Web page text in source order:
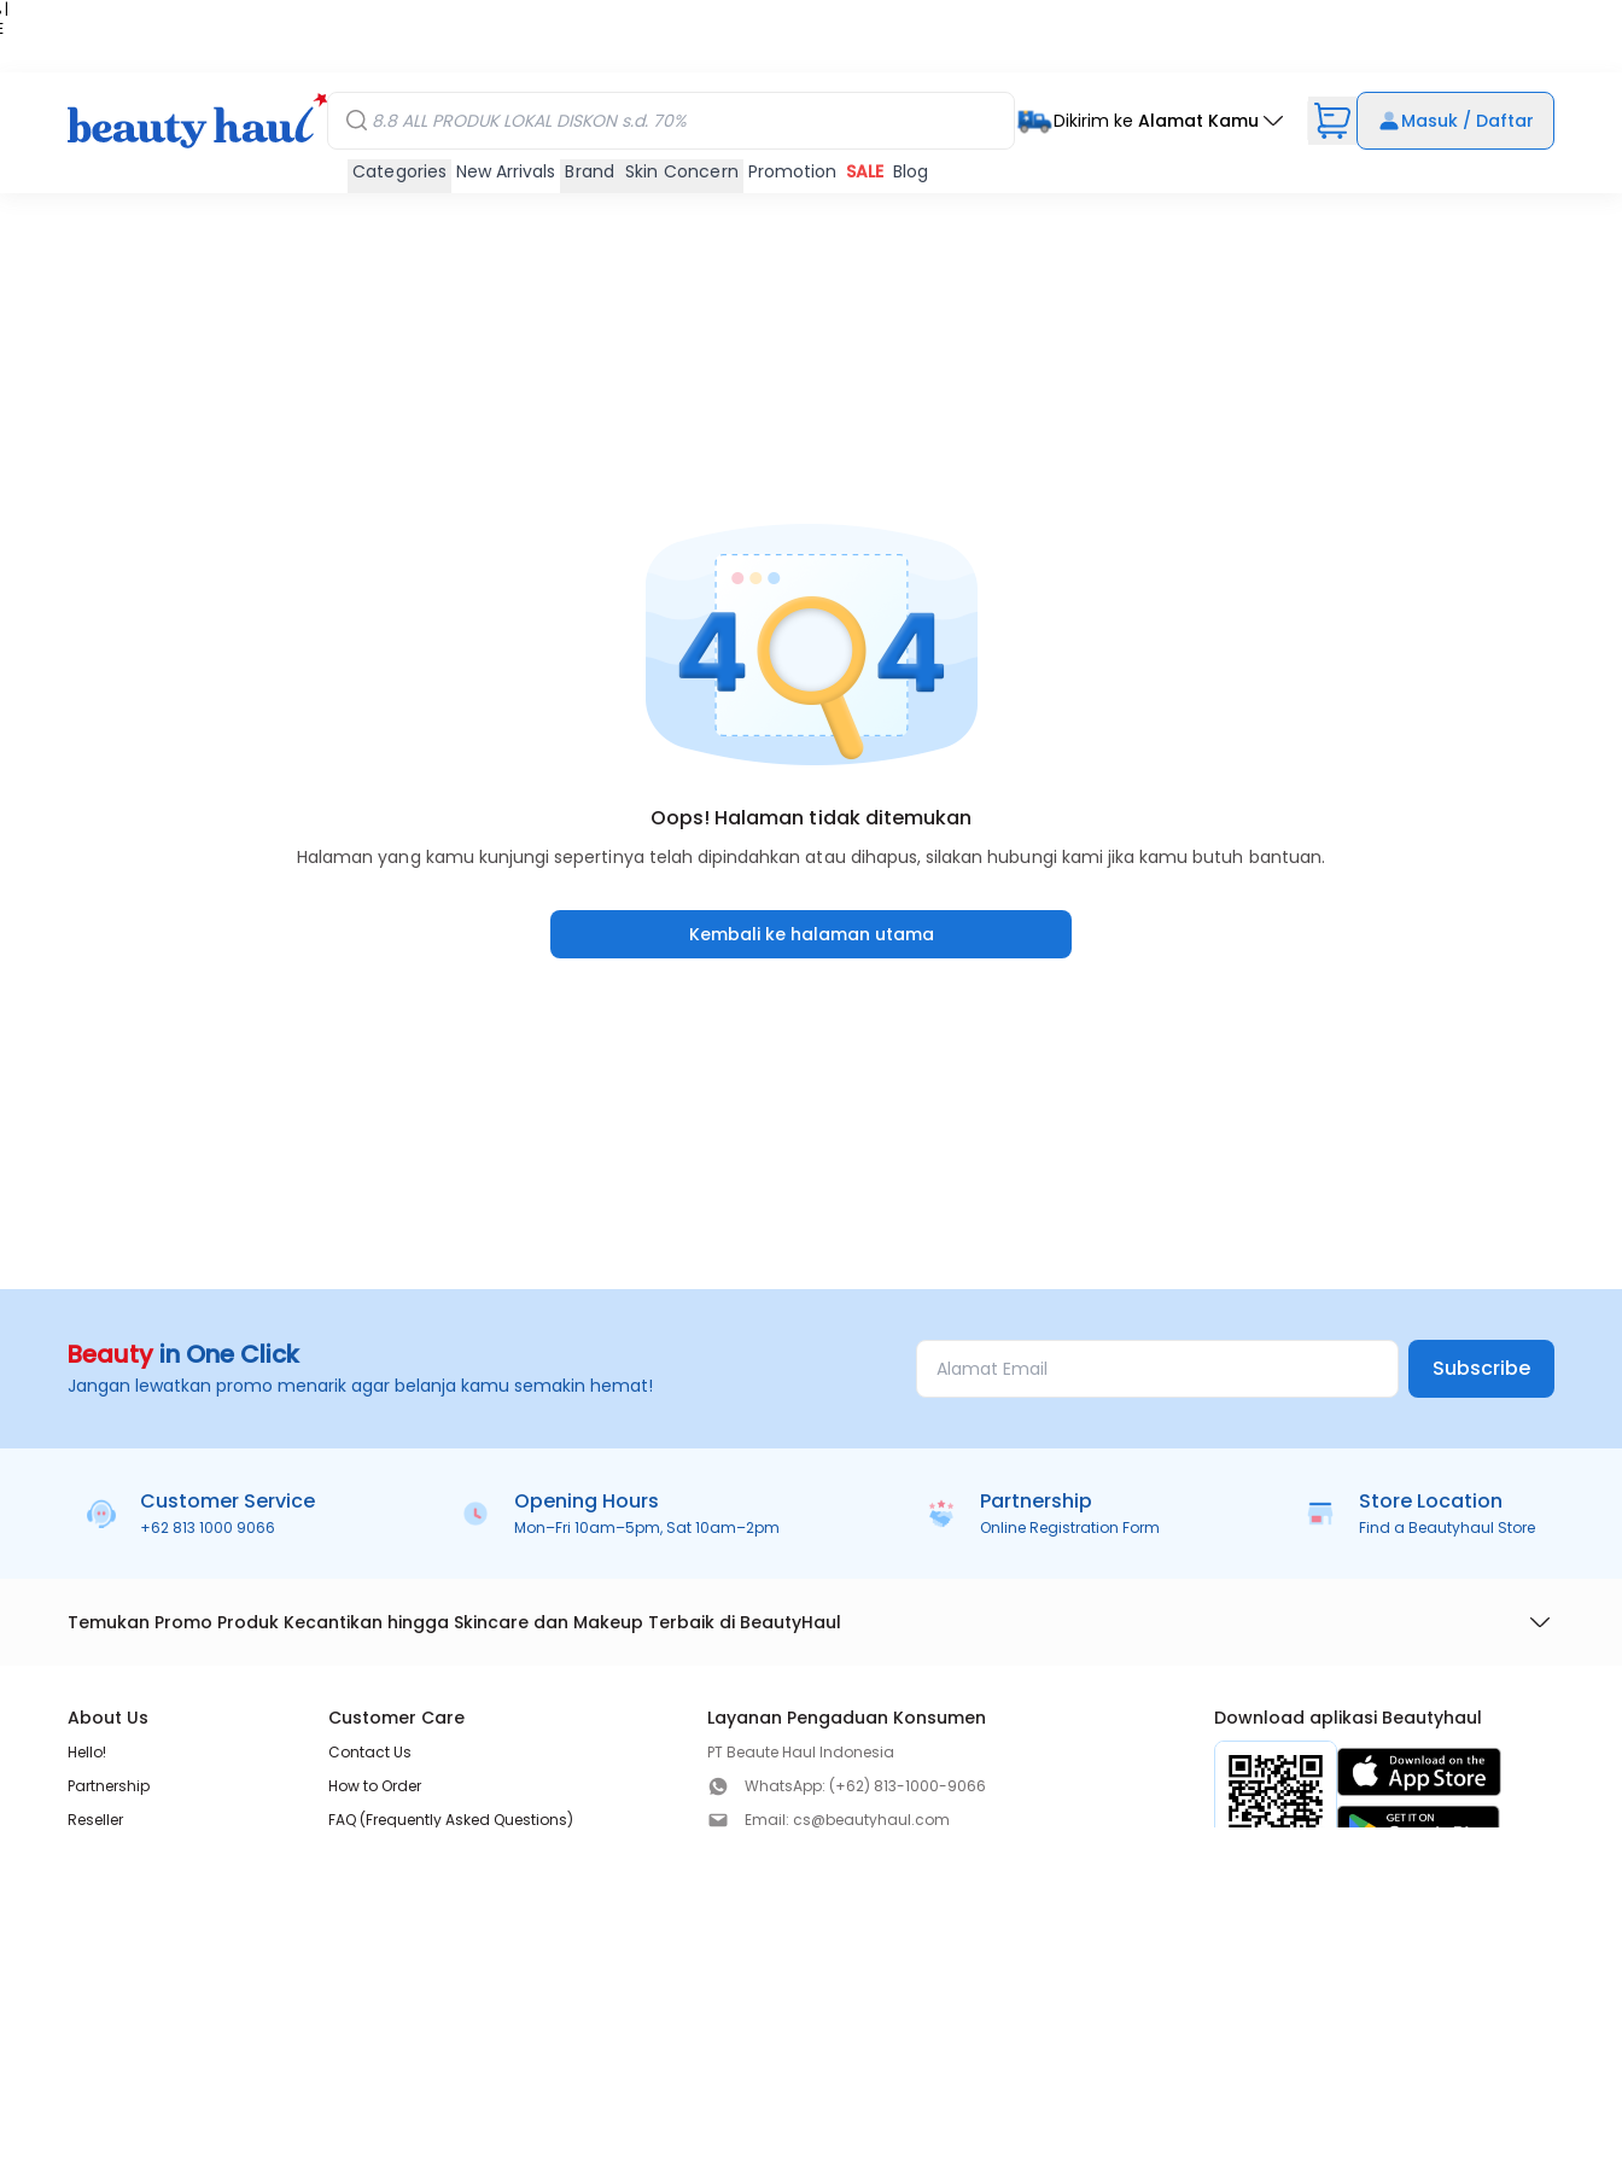
|
Dikirim ke Alamat Kamu Masuk / Daftar
Categories New Arrivals Brand Skin Concern Promotion SALE Blog
Oops! Halaman tidak ditemukan
Halaman yang kamu kunjungi sepertinya telah dipindahkan atau dihapus, silakan hubungi kami jika kamu butuh bantuan.
Kembali ke halaman utama
Beautyin One Click
Jangan lewatkan promo menarik agar belanja kamu semakin hemat!
Subscribe
Customer Service
+62 813 1000 9066
Opening Hours
Mon–Fri 10am–5pm, Sat 10am–2pm
Partnership
Online Registration Form
Store Location
Find a Beautyhaul Store
Temukan Promo Produk Kecantikan hingga Skincare dan Makeup Terbaik di BeautyHaul
About Us
Hello!
Partnership
Reseller
Customer Care
Contact Us
How to Order
FAQ (Frequently Asked Questions)
Layanan Pengaduan Konsumen
PT Beaute Haul Indonesia
WhatsApp: (+62) 813-1000-9066
Email: cs@beautyhaul.com
Download aplikasi Beautyhaul